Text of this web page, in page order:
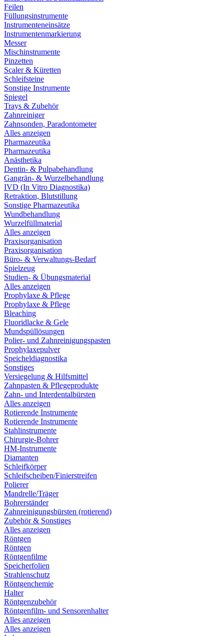
Feilen
Füllungsinstrumente
Instrumenteneinsätze
Instrumentenmarkierung
Messer
Mischinstrumente
Pinzetten
Scaler & Küretten
Schleifsteine
Sonstige Instrumente
Spiegel
Trays & Zubehör
Zahnreiniger
Zahnsonden, Paradontometer
Alles anzeigen
Pharmazeutika
Pharmazeutika
Anästhetika
Dentin- & Pulpabehandlung
Gangrän- & Wurzelbehandlung
IVD (In Vitro Diagnostika)
Retraktion, Blutstillung
Sonstige Pharmazeutika
Wundbehandlung
Wurzelfüllmaterial
Alles anzeigen
Praxisorganisation
Praxisorganisation
Büro- & Verwaltungs-Bedarf
Spielzeug
Studien- & Übungsmaterial
Alles anzeigen
Prophylaxe & Pflege
Prophylaxe & Pflege
Bleaching
Fluoridlacke & Gele
Mundspüllösungen
Polier- und Zahnreinigungspasten
Prophylaxepulver
Speicheldiagnostika
Sonstiges
Versiegelung & Hilfsmittel
Zahnpasten & Pflegeprodukte
Zahn- und Interdentalbürsten
Alles anzeigen
Rotierende Instrumente
Rotierende Instrumente
Stahlinstrumente
Chirurgie-Bohrer
HM-Instrumente
Diamanten
Schleifkörper
Schleifscheiben/Finierstreifen
Polierer
Mandrelle/Träger
Bohrerständer
Zahnreinigungsbürsten (rotierend)
Zubehör & Sonstiges
Alles anzeigen
Röntgen
Röntgen
Röntgenfilme
Speicherfolien
Strahlenschutz
Röntgenchemie
Halter
Röntgenzubehör
Röntgenfilm- und Sensorenhalter
Alles anzeigen
Alles anzeigen